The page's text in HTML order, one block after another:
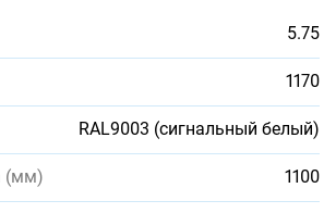
5.75
1170
RAL9003 (сигнальный белый)
(мм) 1100